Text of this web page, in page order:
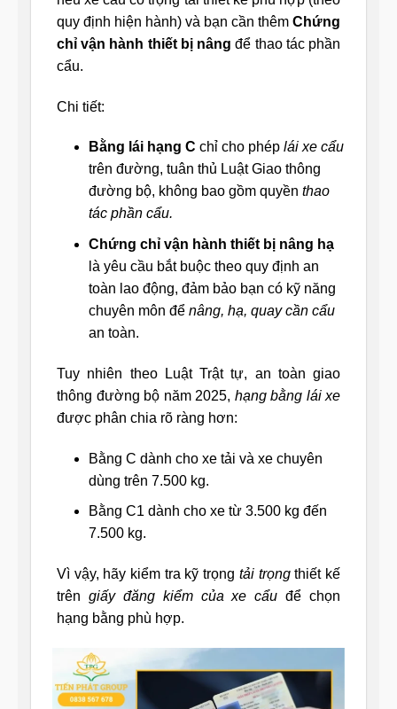
quy định hiện hành) và bạn cần thêm Chứng
chỉ vận hành thiết bị nâng để thao tác phần
cẩu.
Chi tiết:
Bằng lái hạng C chỉ cho phéplái xe cẩu
trên đường, tuân thủ Luật Giao thông
đường bộ, không bao gồm quyền thao
tác phần cẩu.
Chứng chỉ vận hành thiết bị nâng hạ
là yêu cầu bắt buộc theo quy định an
toàn lao động, đảm bảo bạn có kỹ năng
chuyên môn để nâng, hạ, quay cần cẩu
an toàn.
Tuy nhiên theo Luật Trật tự, an toàn giao
thông đường bộ năm 2025, hạng bằng lái xe
được phân chia rõ ràng hơn:
Bằng C dành cho xe tải và xe chuyên
dùng trên 7.500 kg.
Bằng C1 dành cho xe từ 3.500 kg đến
7.500 kg.
Vì vậy, hãy kiểm tra kỹ trọng tải trọngthiết kế
trên giấy đăng kiểm của xe cẩu để chọn
hạng bằng phù hợp.